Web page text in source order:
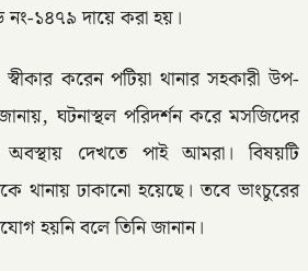
নং-১৪৭৯ দায়ে করা হয়।
করেন পটিয়া থানার সহকারী উপ-
ঘটনাস্থল পরিদর্শন করে মসজিদের
দেখতে পাই আমরা। বিষয়টি
থানায় ঢাকানো হয়েছে। তবে ভাংচুরের
হয়নি বলে তিনি জানান।